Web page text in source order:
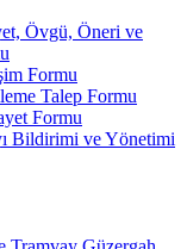
Övgü, Öneri ve
Formu
Talep Formu
Formu
Bildirimi ve Yönetimi